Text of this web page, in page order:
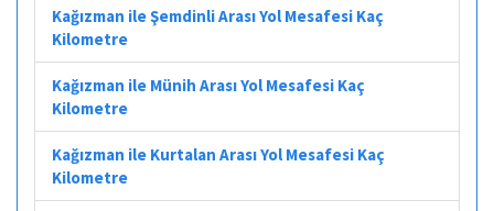
Kağızman ile Şemdinli Arası Yol Mesafesi Kaç
Kilometre
Kağızman ile Münih Arası Yol Mesafesi Kaç
Kilometre
Kağızman ile Kurtalan Arası Yol Mesafesi Kaç
Kilometre